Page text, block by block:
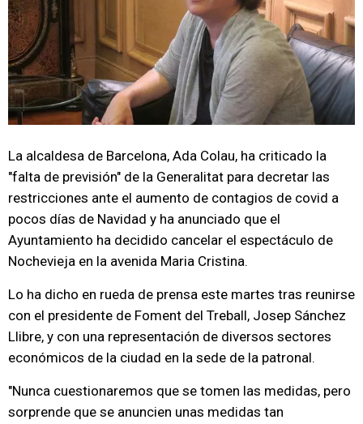
La alcaldesa de Barcelona, Ada Colau, ha criticado la
"falta de previsión" de la Generalitat para decretar las
restricciones ante el aumento de contagios de covid a
pocos días de Navidad y ha anunciado que el
Ayuntamiento ha decidido cancelar el espectáculo de
Nochevieja en la avenida Maria Cristina.
Lo ha dicho en rueda de prensa este martes tras reunirse
con el presidente de Foment del Treball, Josep Sánchez
Llibre, y con una representación de diversos sectores
económicos de la ciudad en la sede de la patronal.
"Nunca cuestionaremos que se tomen las medidas, pero
sorprende que se anuncien unas medidas tan